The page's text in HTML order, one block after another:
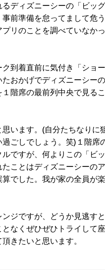
るディズニーシーの「ビッ
前準備を怠ってまして危
リのことを調べていなか
到着直前に気付き「ショ
おかげでディズニーシー
階席の最前列中央で見る
います。(自分たちなりに
過ごしでしょう。笑)１階席
ですが、何よりこの「ビ
たことはディズニーシーの
算でした。我が家の全員が
ンジですが、どうか見逃す
となくぜひぜひトライして
きたいと思います。